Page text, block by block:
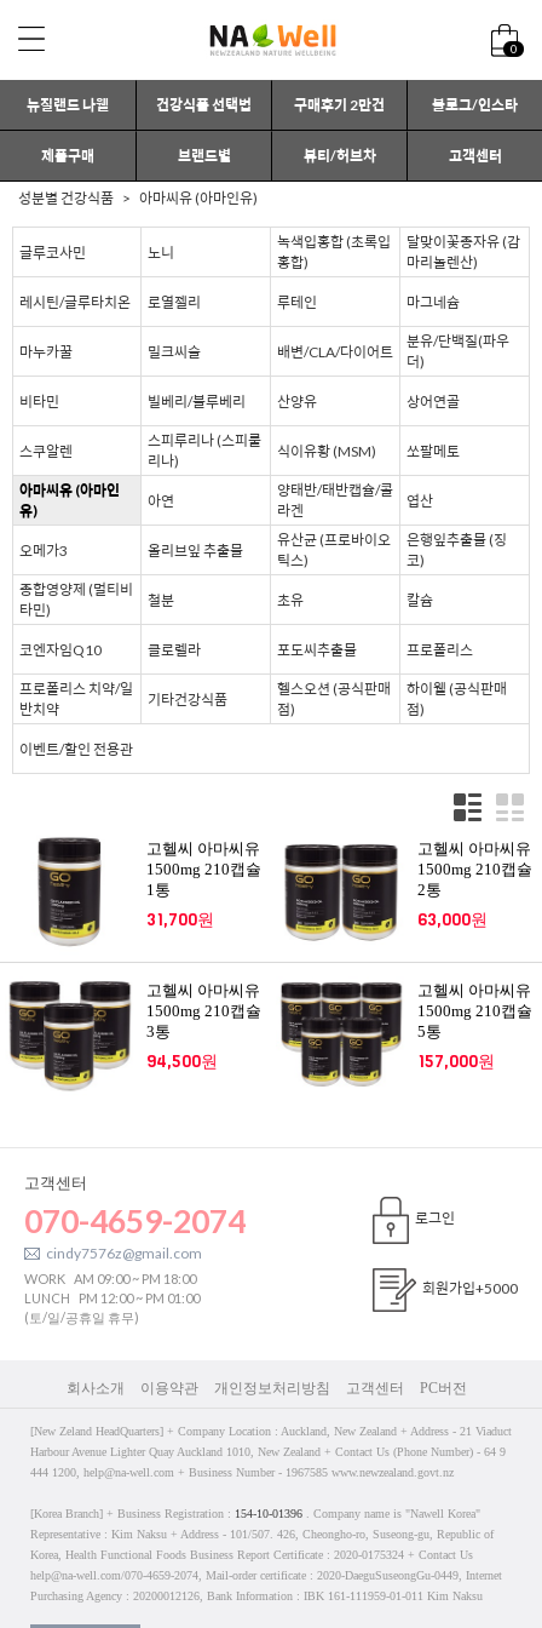
0
뉴질랜드 나웰 건강식품 선택법 구매후기 2만건 블로그/인스타
제품구매 브랜드별 뷰티/허브차 고객센터
성분별 건강식품 아마씨유 (아마인유)
글루코사민 노니
녹색입홍합 (초록입
홍합)
달맞이꽃종자유 (감
마리놀렌산)
레시틴/글루타치온 로열젤리 루테인 마그네슘
마누카꿀 밀크씨슬 배변/CLA/다이어트
분유/단백질(파우
더)
비타민 빌베리/블루베리 산양유 상어연골
스쿠알렌
스피루리나 (스피룰
리나)
식이유황 (MSM) 쏘팔메토
아마씨유 (아마인
유)
아연
양태반/태반캡슐/콜
라겐
엽산
오메가3 올리브잎 추출물
유산균 (프로바이오
틱스)
은행잎추출물 (징
코)
종합영양제 (멀티비
타민)
철분 초유 칼슘
코엔자임Q10 클로렐라 포도씨추출물 프로폴리스
프로폴리스 치약/일
반치약
기타건강식품
헬스오션 (공식판매
점)
하이웰 (공식판매
점)
이벤트/할인 전용관
고헬씨 아마씨유
1500mg 210캡슐
1통
31,700원
고헬씨 아마씨유
1500mg 210캡슐
2통
63,000원
고헬씨 아마씨유
1500mg 210캡슐
3통
94,500원
고헬씨 아마씨유
1500mg 210캡슐
5통
157,000원
고객센터
070-4659-2074
cindy7576z@gmail.com
WORK AM 09:00 ~ PM 18:00
LUNCH
PM 12:00 ~ PM 01:00
(토/일/공휴일 휴무)
로그인
회원가입+5000
회사소개 이용약관 개인정보처리방침 고객센터 PC버전
[New Zeland HeadQuarters] + Company Location : Auckland, New Zealand + Address - 21 Viaduct
Harbour Avenue Lighter Quay Auckland 1010, New Zealand + Contact Us (Phone Number) - 64 9
444 1200, help@na-well.com + Business Number - 1967585 www.newzealand.govt.nz
[Korea Branch] + Business Registration : 154-10-01396
. Company name is "Nawell Korea"
Representative : Kim Naksu + Address - 101/507. 426, Cheongho-ro, Suseong-gu, Republic of
Korea, Health Functional Foods Business Report Certificate : 2020-0175324 + Contact Us
help@na-well.com/070-4659-2074, Mail-order certificate : 2020-DaeguSuseongGu-0449, Internet
Purchasing Agency : 20200012126, Bank Information : IBK 161-111959-01-011 Kim Naksu